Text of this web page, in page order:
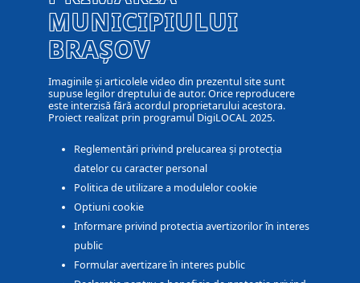
MUNICIPIULUI
BRAȘOV
Imaginile și articolele video din prezentul site sunt
supuse legilor dreptului de autor. Orice reproducere
este interzisă fără acordul proprietarului acestora.
Proiect realizat prin programul DigiLOCAL 2025.
Reglementări privind prelucarea și protecția
datelor cu caracter personal
Politica de utilizare a modulelor cookie
Optiuni cookie
Informare privind protectia avertizorilor în interes
public
Formular avertizare în interes public